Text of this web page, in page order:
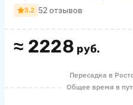
≈ 2228 руб.
3.2 52 отзывов
Пересадка в
Общее время в